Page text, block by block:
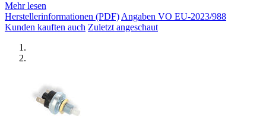
Mehr lesen
Herstellerinformationen (PDF)Angaben VO EU-2023/988
Kunden kauften auch Zuletzt angeschaut